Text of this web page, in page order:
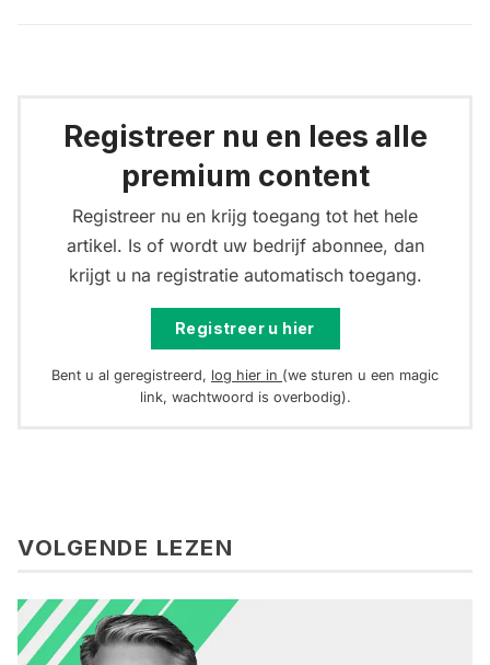
Registreer nu en lees alle
premium content
Registreer nu en krijg toegang tot het hele
artikel. Is of wordt uw bedrijf abonnee, dan
krijgt u na registratie automatisch toegang.
Registreer u hier
Bent u al geregistreerd, log hier in (we sturen u een magic
link, wachtwoord is overbodig).
VOLGENDE LEZEN